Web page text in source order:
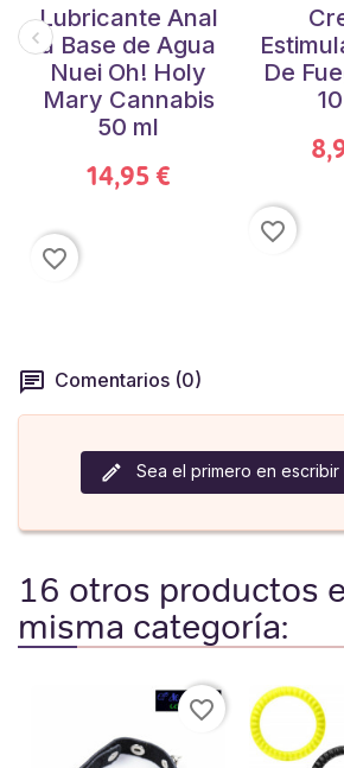
Lubricante Anal
a Base de Agua
Nuei Oh! Holy
Mary Cannabis
50 ml
14,95 €
favorite_border
De
favorite_border
Comentarios (0)
Sea el primero en escribir
16 otros productos
misma categoría:
favorite_border